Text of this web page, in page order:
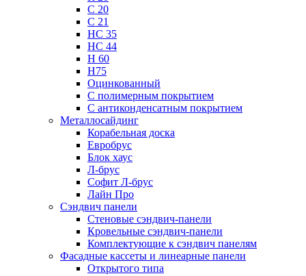
С 20
С 21
НС 35
НС 44
Н 60
Н75
Оцинкованный
С полимерным покрытием
С антиконденсатным покрытием
Металлосайдинг
Корабельная доска
Евробрус
Блок хаус
Л-брус
Софит Л-брус
Лайн Про
Сэндвич панели
Стеновые сэндвич-панели
Кровельные сэндвич-панели
Комплектующие к сэндвич панелям
Фасадные кассеты и линеарные панели
Открытого типа